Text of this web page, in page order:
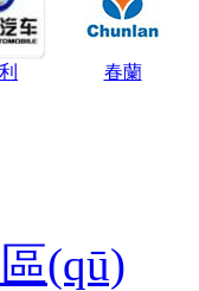
春蘭
(qū)